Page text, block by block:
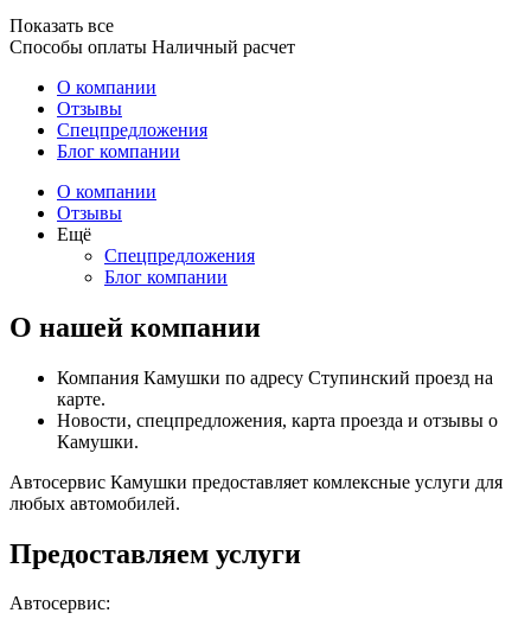
Показать все
Способы оплаты Наличный расчет
О компании
Отзывы
Спецпредложения
Блог компании
О компании
Отзывы
Ещё
Спецпредложения
Блог компании
О нашей компании
Компания Камушки по адресу Ступинский проезд на
карте.
Новости, спецпредложения, карта проезда и отзывы о
Камушки.
Автосервис Камушки предоставляет комлексные услуги для
любых автомобилей.
Предоставляем услуги
Автосервис: